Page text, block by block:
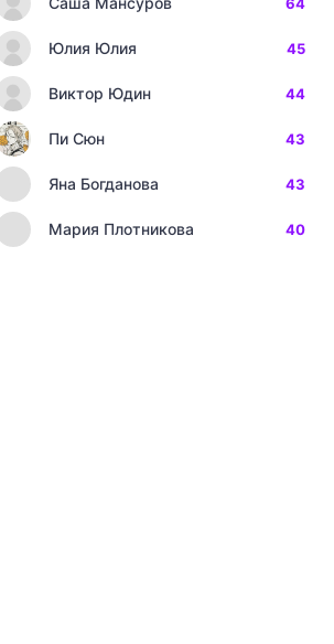
Юлия Юлия 45
Виктор Юдин 44
Пи Сюн 43
Яна Богданова 43
Мария Плотникова 40